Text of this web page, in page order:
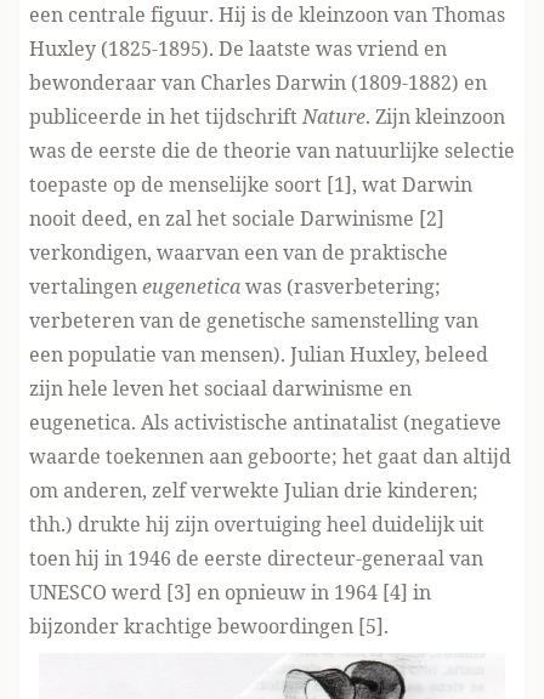
een centrale figuur. Hij is de kleinzoon van Thomas
Huxley (1825-1895). De laatste was vriend en
bewonderaar van Charles Darwin (1809-1882) en
publiceerde in het tijdschriftNature. Zijn kleinzoon
was de eerste die de theorie van natuurlijke selectie
toepaste op de menselijke soort [1], wat Darwin
nooit deed, en zal het sociale Darwinisme [2]
verkondigen, waarvan een van de praktische
vertalingeneugeneticawas (rasverbetering;
verbeteren van de genetische samenstelling van
een populatie van mensen). Julian Huxley, beleed
zijn hele leven het sociaal darwinisme en
eugenetica. Als activistische antinatalist (negatieve
waarde toekennen aan geboorte; het gaat dan altijd
om anderen, zelf verwekte Julian drie kinderen;
thh.) drukte hij zijn overtuiging heel duidelijk uit
toen hij in 1946 de eerste directeur-generaal van
UNESCO werd [3] en opnieuw in 1964 [4] in
bijzonder krachtige bewoordingen [5].